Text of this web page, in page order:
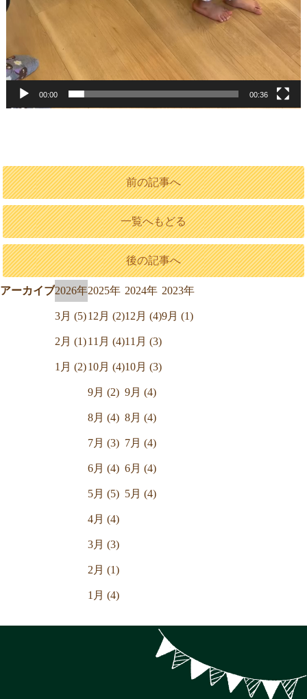
00:00 00:36
前の記事へ
一覧へもどる
後の記事へ
アーカイブ2026年
3月 (5)
2月 (1)
1月 (2)
2025年
12月 (2)
11月 (4)
10月 (4)
9月 (2)
8月 (4)
7月 (3)
6月 (4)
5月 (5)
4月 (4)
3月 (3)
2月 (1)
1月 (4)
2024年
12月 (4)
11月 (3)
10月 (3)
9月 (4)
8月 (4)
7月 (4)
6月 (4)
5月 (4)
2023年
9月 (1)